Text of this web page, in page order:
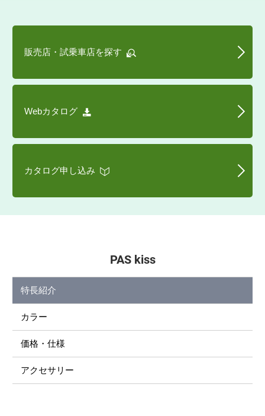
販売店・試乗車店を探す
Webカタログ
カタログ申し込み
PAS kiss
特長紹介
カラー
価格・仕様
アクセサリー